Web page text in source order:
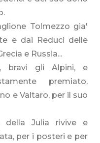
Tolmezzo gia'
e dai Reduci delle
e Russia...
bravi gli Alpini, e
premiato,
e Valtaro, per il suo
della Julia rivive e
per i posteri e per